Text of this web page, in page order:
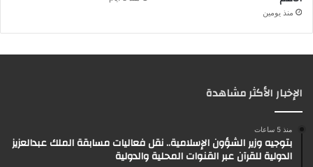
منذ يومين
الإخبار الأكثر مشاهدة
منذ 5 ساعات
بتوجيه وزير الشؤون الإسلامية.. نقل فعاليات مسابقة الملك عبدالعزيز
الدولية للقرآن عبر القنوات المحلية والدولية